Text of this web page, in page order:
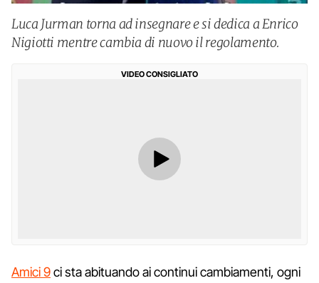
Luca Jurman torna ad insegnare e si dedica a Enrico
Nigiotti mentre cambia di nuovo il regolamento.
VIDEO CONSIGLIATO
Amici 9ci sta abituando ai continui cambiamenti, ogni